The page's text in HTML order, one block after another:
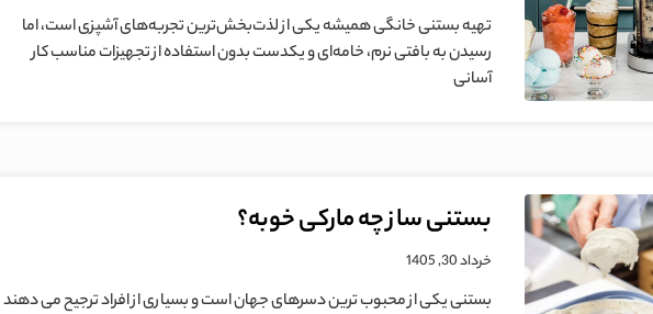
تهیه بستنی خانگی همیشه یکی از لذت‌بخش‌ترین تجربه‌های آشپزی است، اما
رسیدن به بافتی نرم، خامه‌ای و یکدست بدون استفاده از تجهیزات مناسب کار
آسانی
بستنی ساز چه مارکی خوبه؟
خرداد 30, 1405
بستنی یکی از محبوب ترین دسرهای جهان است و بسیاری از افراد ترجیح می دهند